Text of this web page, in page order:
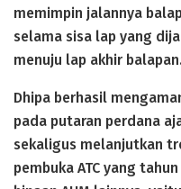
memimpin jalannya
selama sisa lap yang
menuju lap akhir
Dhipa berhasil
pada putaran perdana
sekaligus melanjutkan
pembuka ATC yang